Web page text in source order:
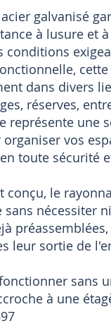
galvanisé
à lusure et
conditions
dans divers
réserves,
représente une
vos
toute sécurité
le
sans nécessiter
leur sortie de
sans
à une